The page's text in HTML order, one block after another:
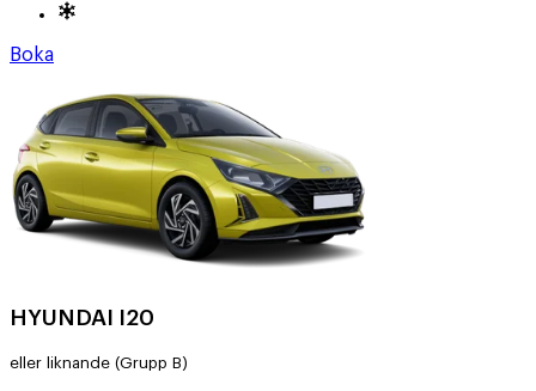
Boka
HYUNDAI I20
eller liknande (Grupp B)